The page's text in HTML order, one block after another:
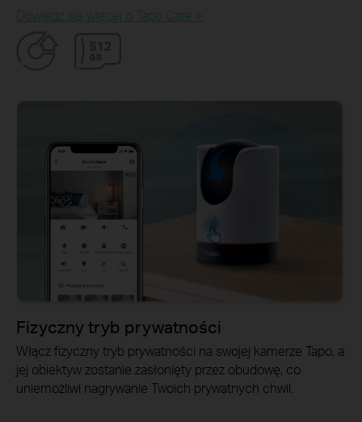
Dowiedz się więcej o Tapo Care >
Fizyczny tryb prywatności
Włącz fizyczny tryb prywatności na swojej kamerze Tapo, a
jej obiektyw zostanie zasłonięty przez obudowę, co
uniemożliwi nagrywanie Twoich prywatnych chwil.